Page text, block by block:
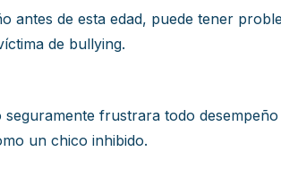
antes de esta edad, puede tener
de bullying.
frustrara todo
un chico inhibido.